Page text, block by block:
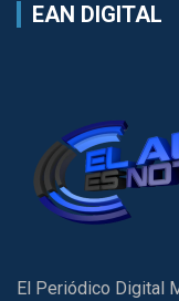
EAN DIGITAL
El Periódico Digital